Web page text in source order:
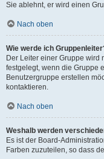
Sie ablehnt, er wird einen
Nach oben
Wie werde ich
Der Leiter einer Gruppe wird
festgelegt, wenn die Gruppe
Benutzergruppe erstellen
kontaktieren.
Nach oben
Weshalb werden
Es ist der Board-
Farben zuzuteilen, so dass